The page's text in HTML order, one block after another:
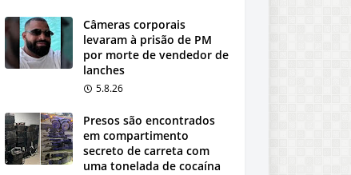
Câmeras corporais
levaram à prisão de PM
por morte de vendedor de
lanches
5.8.26
Presos são encontrados
em compartimento
secreto de carreta com
uma tonelada de cocaína